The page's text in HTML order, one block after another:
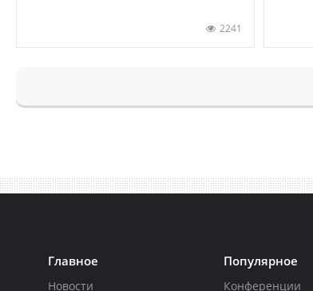
2241
Главное
Новости
Популярное
Конференции